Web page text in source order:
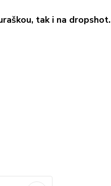
tak i na dropshot.